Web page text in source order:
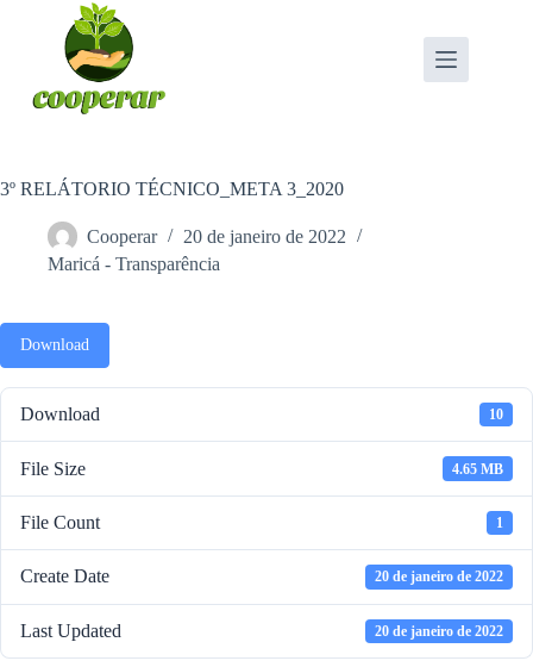
3º RELÁTORIO TÉCNICO_META 3_2020
Cooperar
20 de janeiro de 2022
Maricá - Transparência
Download
Download 10
File Size 4.65 MB
File Count 1
Create Date 20 de janeiro de 2022
Last Updated 20 de janeiro de 2022